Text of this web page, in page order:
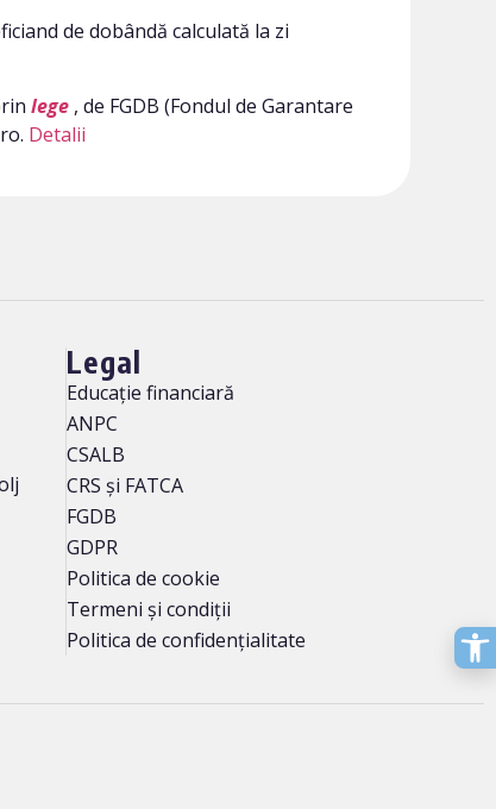
de dobândă calculată la zi
lege , de FGDB (Fondul de Garantare
Detalii
Legal
Educație financiară
ANPC
CSALB
CRS și FATCA
FGDB
GDPR
Politica de cookie
Termeni și condiții
Politica de confidențialitate